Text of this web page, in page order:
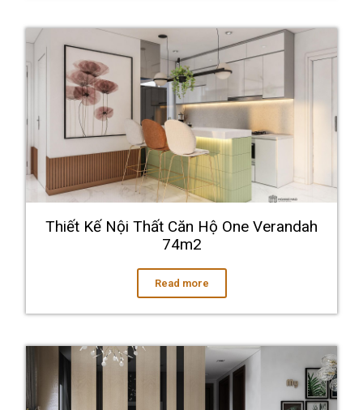
Thiết Kế Nội Thất Căn Hộ One Verandah
74m2
Read more